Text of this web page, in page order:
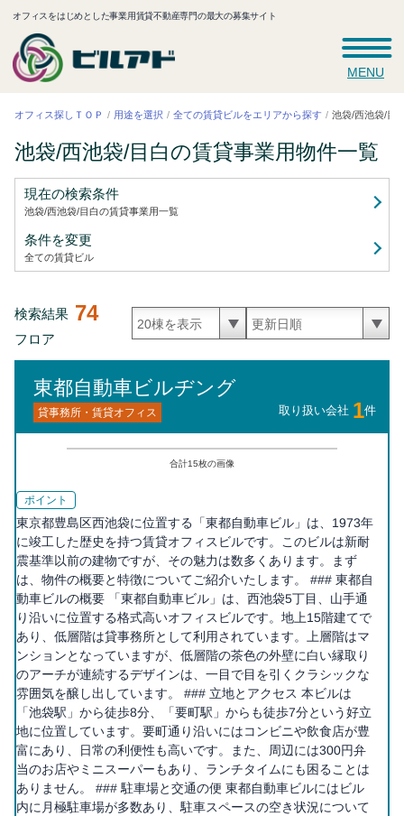
オフィスをはじめとした事業用賃貸不動産専門の最大の募集サイト
MENU
オフィス探しＴＯＰ 用途を選択 全ての賃貸ビルをエリアから探す 池袋/西池袋/目
池袋/西池袋/目白の賃貸事業用物件一覧
現在の検索条件
池袋/西池袋/目白の賃貸事業用一覧
条件を変更
全ての賃貸ビル
検索結果 74
フロア
東都自動車ビルヂング
貸事務所・賃貸オフィス 取り扱い会社 1件
合計15枚の画像
ポイント
東京都豊島区西池袋に位置する「東都自動車ビル」は、1973年
に竣工した歴史を持つ賃貸オフィスビルです。このビルは新耐
震基準以前の建物ですが、その魅力は数多くあります。まず
は、物件の概要と特徴についてご紹介いたします。 ### 東都自
動車ビルの概要 「東都自動車ビル」は、西池袋5丁目、山手通
り沿いに位置する格式高いオフィスビルです。地上15階建てで
あり、低層階は貸事務所として利用されています。上層階はマ
ンションとなっていますが、低層階の茶色の外壁に白い縁取り
のアーチが連続するデザインは、一目で目を引くクラシックな
雰囲気を醸し出しています。 ### 立地とアクセス 本ビルは
「池袋駅」から徒歩8分、「要町駅」からも徒歩7分という好立
地に位置しています。要町通り沿いにはコンビニや飲食店が豊
富にあり、日常の利便性も高いです。また、周辺には300円弁
当のお店やミニスーパーもあり、ランチタイムにも困ることは
ありません。 ### 駐車場と交通の便 東都自動車ビルにはビル
内に月極駐車場が多数あり、駐車スペースの空き状況について